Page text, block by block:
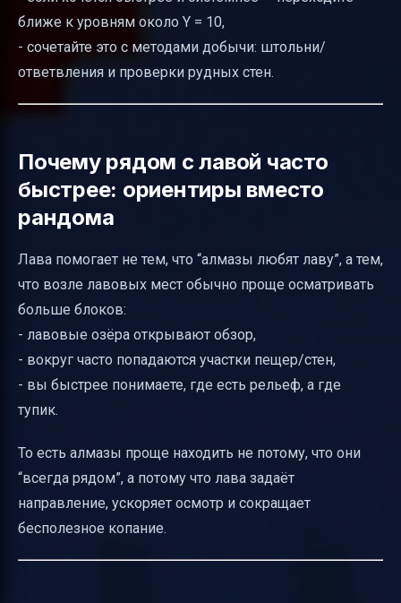
ближе к уровням около Y = 10,
- сочетайте это с методами добычи: штольни/
ответвления и проверки рудных стен.
Почему рядом с лавой часто
быстрее: ориентиры вместо
рандома
Лава помогает не тем, что “алмазы любят лаву”, а тем,
что возле лавовых мест обычно проще осматривать
больше блоков:
- лавовые озёра открывают обзор,
- вокруг часто попадаются участки пещер/стен,
- вы быстрее понимаете, где есть рельеф, а где
тупик.
То есть алмазы проще находить не потому, что они
“всегда рядом”, а потому что лава задаёт
направление, ускоряет осмотр и сокращает
бесполезное копание.